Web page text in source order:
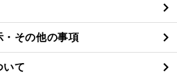
その他の事項
いて